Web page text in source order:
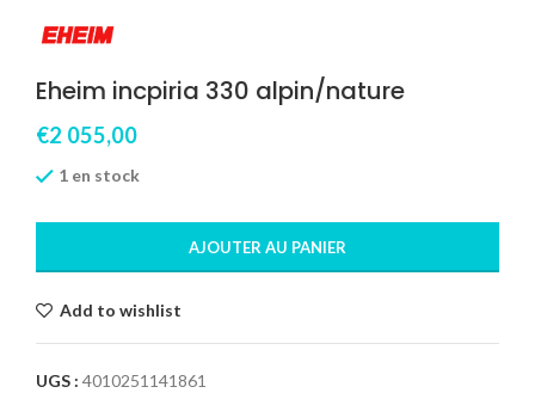
Eheim incpiria 330 alpin/nature
€2 055,00
1 en stock
AJOUTER AU PANIER
Add to wishlist
UGS : 4010251141861